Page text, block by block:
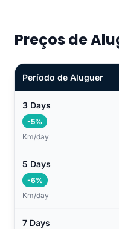
Preços de
Período de Aluguer
3 Days
-5%
Km/day
5 Days
-6%
Km/day
7 Days